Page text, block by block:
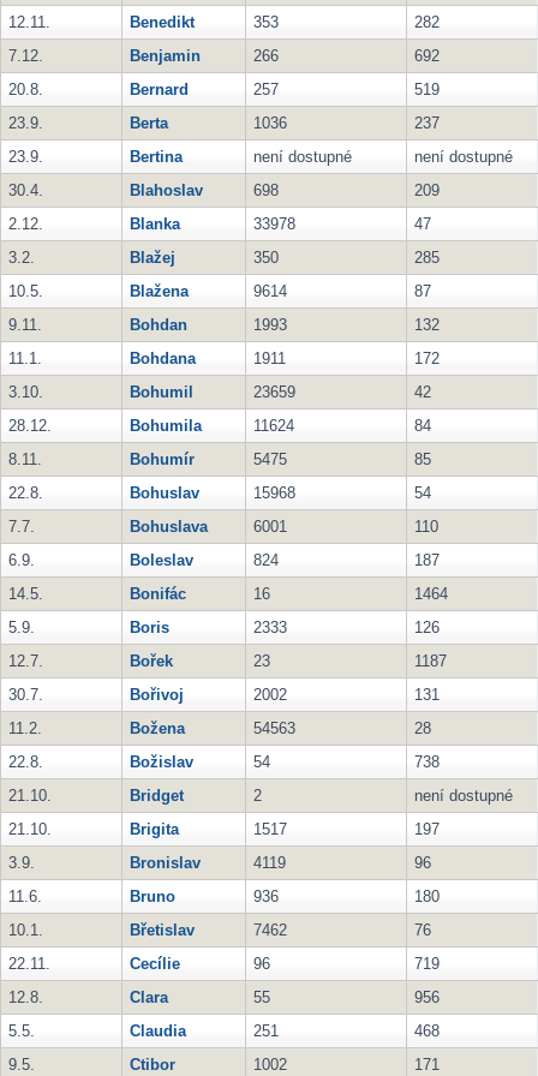
12.11.
Benedikt 353
282
7.12.
Benjamin 266
692
20.8.
Bernard 257
519
23.9.
Berta 1036
237
23.9.
Bertina není dostupné
není dostupné
30.4.
Blahoslav 698
209
2.12.
Blanka 33978
47
3.2.
Blažej 350
285
10.5.
Blažena 9614
87
9.11.
Bohdan 1993
132
11.1.
Bohdana 1911
172
3.10.
Bohumil 23659
42
28.12.
Bohumila 11624
84
8.11.
Bohumír 5475
85
22.8.
Bohuslav 15968
54
7.7.
Bohuslava 6001
110
6.9.
Boleslav 824
187
14.5.
Bonifác 16
1464
5.9.
Boris 2333
126
12.7.
Bořek 23
1187
30.7.
Bořivoj 2002
131
11.2.
Božena 54563
28
22.8.
Božislav 54
738
21.10.
Bridget 2
není dostupné
21.10.
Brigita 1517
197
3.9.
Bronislav 4119
96
11.6.
Bruno 936
180
10.1.
Břetislav 7462
76
22.11.
Cecílie 96
719
12.8.
Clara 55
956
5.5.
Claudia 251
468
9.5.
Ctibor 1002
171